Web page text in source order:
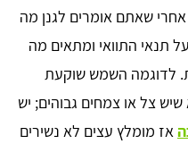
אחרי שאתם אומרים לגנן מה
תנאי התוואי ומתאים מה
לדוגמה השמש שוקעת
שיש צל או צמחים גבוהים; יש
אז מומלץ עצים לא נשירים